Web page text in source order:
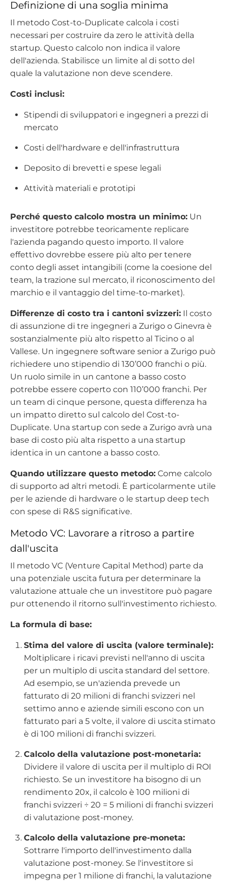
Definizione di una soglia minima
Il metodo Cost-to-Duplicate calcola i costi
necessari per costruire da zero le attività della
startup. Questo calcolo non indica il valore
dell'azienda. Stabilisce un limite al di sotto del
quale la valutazione non deve scendere.
Costi inclusi:
Stipendi di sviluppatori e ingegneri a prezzi di
mercato
Costi dell'hardware e dell'infrastruttura
Deposito di brevetti e spese legali
Attività materiali e prototipi
Perché questo calcolo mostra un minimo: Un
investitore potrebbe teoricamente replicare
l'azienda pagando questo importo. Il valore
effettivo dovrebbe essere più alto per tenere
conto degli asset intangibili (come la coesione del
team, la trazione sul mercato, il riconoscimento del
marchio e il vantaggio del time-to-market).
Differenze di costo tra i cantoni svizzeri: Il costo
di assunzione di tre ingegneri a Zurigo o Ginevra è
sostanzialmente più alto rispetto al Ticino o al
Vallese. Un ingegnere software senior a Zurigo può
richiedere uno stipendio di 130’000 franchi o più.
Un ruolo simile in un cantone a basso costo
potrebbe essere coperto con 110’000 franchi. Per
un team di cinque persone, questa differenza ha
un impatto diretto sul calcolo del Cost-to-
Duplicate. Una startup con sede a Zurigo avrà una
base di costo più alta rispetto a una startup
identica in un cantone a basso costo.
Quando utilizzare questo metodo: Come calcolo
di supporto ad altri metodi. È particolarmente utile
per le aziende di hardware o le startup deep tech
con spese di R&S significative.
Metodo VC: Lavorare a ritroso a partire
dall'uscita
Il metodo VC (Venture Capital Method) parte da
una potenziale uscita futura per determinare la
valutazione attuale che un investitore può pagare
pur ottenendo il ritorno sull'investimento richiesto.
La formula di base:
Stima del valore di uscita (valore terminale):
Moltiplicare i ricavi previsti nell'anno di uscita
per un multiplo di uscita standard del settore.
Ad esempio, se un'azienda prevede un
fatturato di 20 milioni di franchi svizzeri nel
settimo anno e aziende simili escono con un
fatturato pari a 5 volte, il valore di uscita stimato
è di 100 milioni di franchi svizzeri.
Calcolo della valutazione post-monetaria:
Dividere il valore di uscita per il multiplo di ROI
richiesto. Se un investitore ha bisogno di un
rendimento 20x, il calcolo è 100 milioni di
franchi svizzeri ÷ 20 = 5 milioni di franchi svizzeri
di valutazione post-money.
Calcolo della valutazione pre-moneta:
Sottrarre l'importo dell'investimento dalla
valutazione post-money. Se l'investitore si
impegna per 1 milione di franchi, la valutazione